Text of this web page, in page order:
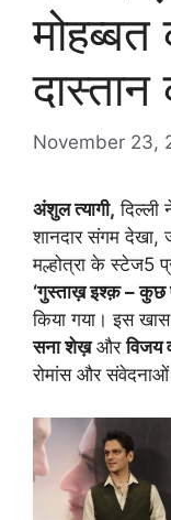
दास्तान
November 23,
अंशुल त्यागी, दिल्ली
शानदार संगम देखा,
मल्होत्रा के स्टेज5
‘गुस्ताख़ इश्क़ – कुछ
किया गया। इस
सना शेख़औरविजय
रोमांस और संवेदनाओं